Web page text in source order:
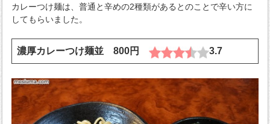
カレーつけ麺は、普通と辛めの2種類があるとのことで辛い方に
してもらいました。
濃厚カレーつけ麺並 800円 3.7